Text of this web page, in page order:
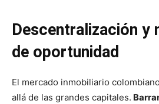
Descentralización y
de oportunidad
El mercado inmobiliario
allá de las grandes capitales.